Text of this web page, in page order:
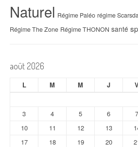
Naturel Régime Paléo régime
Régime The Zone Régime THONON santé
août 2026
L M M J
3
4 5 6 7
10
11 12 13
17
18 19 20